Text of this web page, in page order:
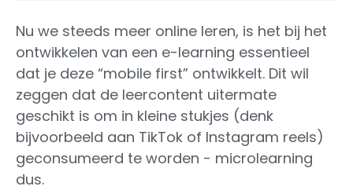
Nu we steeds meer online leren, is het bij het
ontwikkelen van een e-learning essentieel
dat je deze “mobile first” ontwikkelt. Dit wil
zeggen dat de leercontent uitermate
geschikt is om in kleine stukjes (denk
bijvoorbeeld aan TikTok of Instagram reels)
geconsumeerd te worden - microlearning
dus.